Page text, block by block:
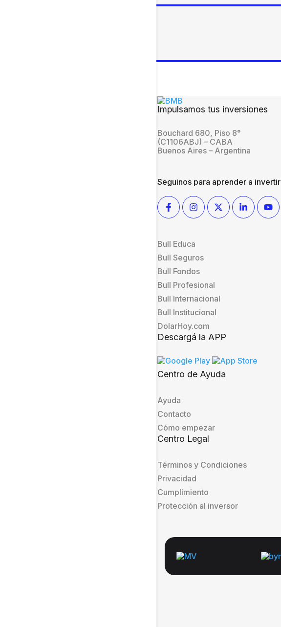
Impulsamos tus inversiones
Bouchard 680, Piso 8°
(C1106ABJ) – CABA
Buenos Aires – Argentina
Seguinos para aprender a invertir
Bull Educa
Bull Seguros
Bull Fondos
Bull Profesional
Bull Internacional
Bull Institucional
DolarHoy.com
Descargá la APP
Centro de Ayuda
Ayuda
Contacto
Cómo empezar
Centro Legal
Términos y Condiciones
Privacidad
Cumplimiento
Protección al inversor